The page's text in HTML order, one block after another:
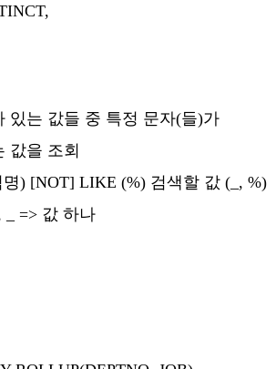
있는 값들 중 특정 문자(들)가
값을 조회
명) [NOT] LIKE (%) 검색할 값 (_, %)
_ => 값 하나